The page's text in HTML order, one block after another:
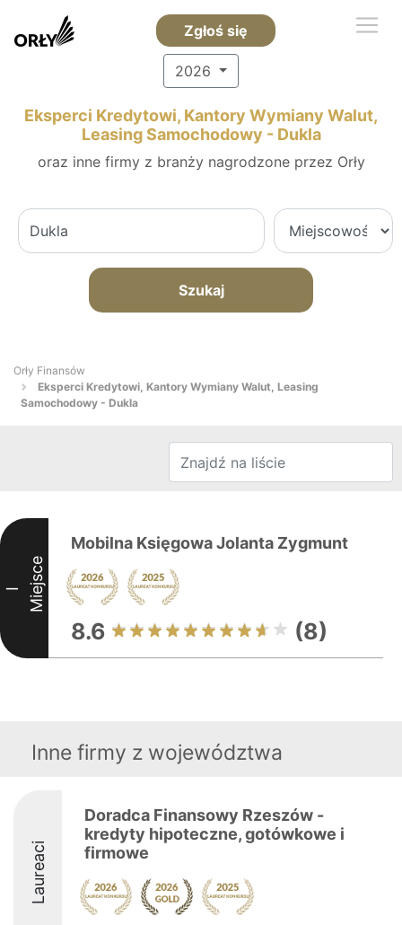
Zgłoś się
2026
Eksperci Kredytowi, Kantory Wymiany Walut,
Leasing Samochodowy - Dukla
oraz inne firmy z branży nagrodzone przez Orły
Szukaj
Orły Finansów
Eksperci Kredytowi, Kantory Wymiany Walut, Leasing
Samochodowy - Dukla
I Miejsce
Mobilna Księgowa Jolanta Zygmunt
8.6 (8)
Inne firmy z województwa
Laureaci
Doradca Finansowy Rzeszów -
kredyty hipoteczne, gotówkowe i
firmowe